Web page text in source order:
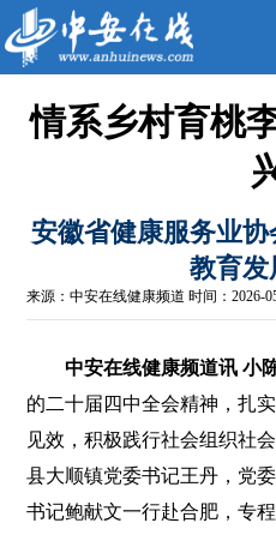
情系乡村育桃
安徽省健康服务业
教育发
来源：中安在线健康频道 时间：2026-
中安在线健康频道讯 小
的二十届四中全会精神，扎
见效，积极践行社会组织社
县大顺镇党委书记王丹，党
书记鲍献文一行赴合肥，专